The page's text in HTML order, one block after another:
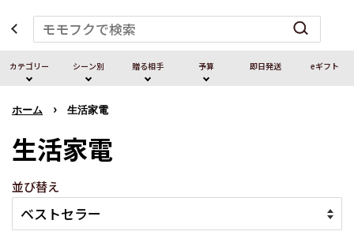
カテゴリー シーン別 贈る相⼿ 予算 即⽇発送 eギフト
ホーム › 生活家電
生活家電
並び替え